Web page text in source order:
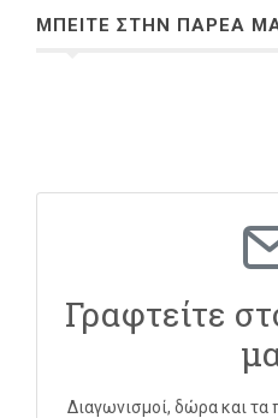
ΜΠΕΙΤΕ ΣΤΗΝ ΠΑΡΕΑ
Γραφτείτε
Διαγωνισμοί, δώρα και τα